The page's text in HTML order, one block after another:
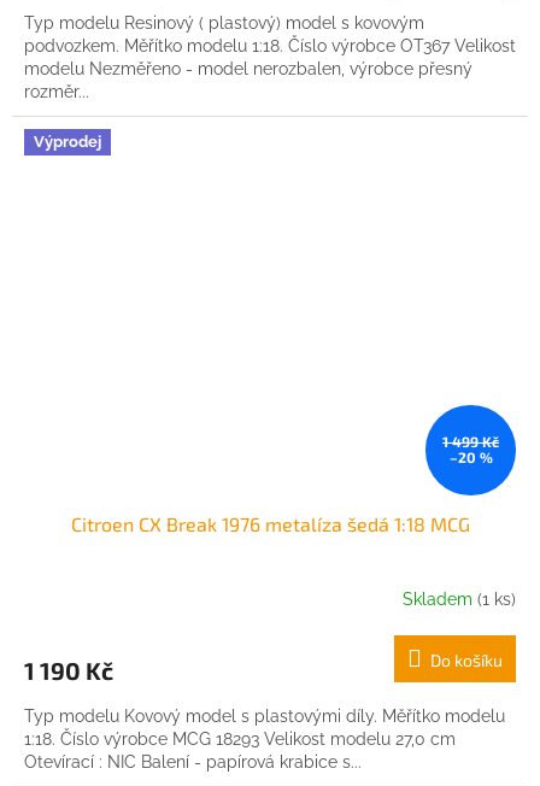
Typ modelu Resinový ( plastový) model s kovovým
podvozkem. Měřítko modelu 1:18. Číslo výrobce OT367 Velikost
modelu Nezměřeno - model nerozbalen, výrobce přesný
rozměr...
Výprodej
1 499 Kč
–20 %
Citroen CX Break 1976 metalíza šedá 1:18 MCG
Skladem (1 ks)
1 190 Kč Do košíku
Typ modelu Kovový model s plastovými díly. Měřítko modelu
1:18. Číslo výrobce MCG 18293 Velikost modelu 27,0 cm
Otevírací : NIC Balení - papírová krabice s...